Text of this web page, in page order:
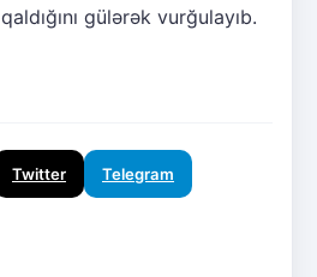
gülərək vurğulayıb.
Twitter Telegram